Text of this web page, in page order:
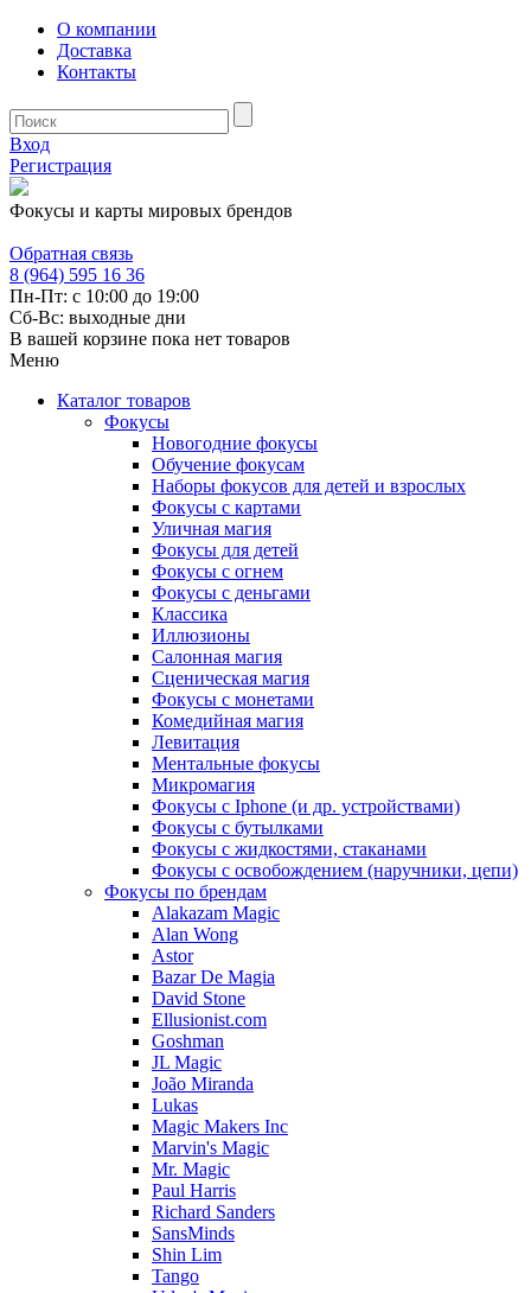
О компании
Доставка
Контакты
Вход
Регистрация
Фокусы и карты мировых брендов
Обратная связь
8 (964) 595 16 36
Пн-Пт: с 10:00 до 19:00
Сб-Вс: выходные дни
В вашей корзине пока нет товаров
Меню
Каталог товаров
Фокусы
Новогодние фокусы
Обучение фокусам
Наборы фокусов для детей и взрослых
Фокусы с картами
Уличная магия
Фокусы для детей
Фокусы с огнем
Фокусы с деньгами
Классика
Иллюзионы
Салонная магия
Сценическая магия
Фокусы с монетами
Комедийная магия
Левитация
Ментальные фокусы
Микромагия
Фокусы с Iphone (и др. устройствами)
Фокусы с бутылками
Фокусы с жидкостями, стаканами
Фокусы с освобождением (наручники, цепи)
Фокусы по брендам
Alakazam Magic
Alan Wong
Astor
Bazar De Magia
David Stone
Ellusionist.com
Goshman
JL Magic
João Miranda
Lukas
Magic Makers Inc
Marvin's Magic
Mr. Magic
Paul Harris
Richard Sanders
SansMinds
Shin Lim
Tango